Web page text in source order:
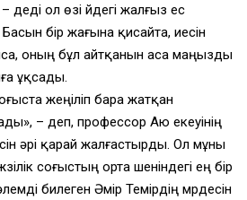
деді ол өзі үйдегі жалғыз ес
бір жағына қисайта, иесін
оның бұл айтқанын аса маңызды
ұқсады.
жеңіліп бара жатқан
– деп, профессор Аю екеуінің
әрі қарай жалғастырды. Ол мұны
соғыстың орта шеніндегі ең бір
билеген Әмір Темірдің мүрдесін